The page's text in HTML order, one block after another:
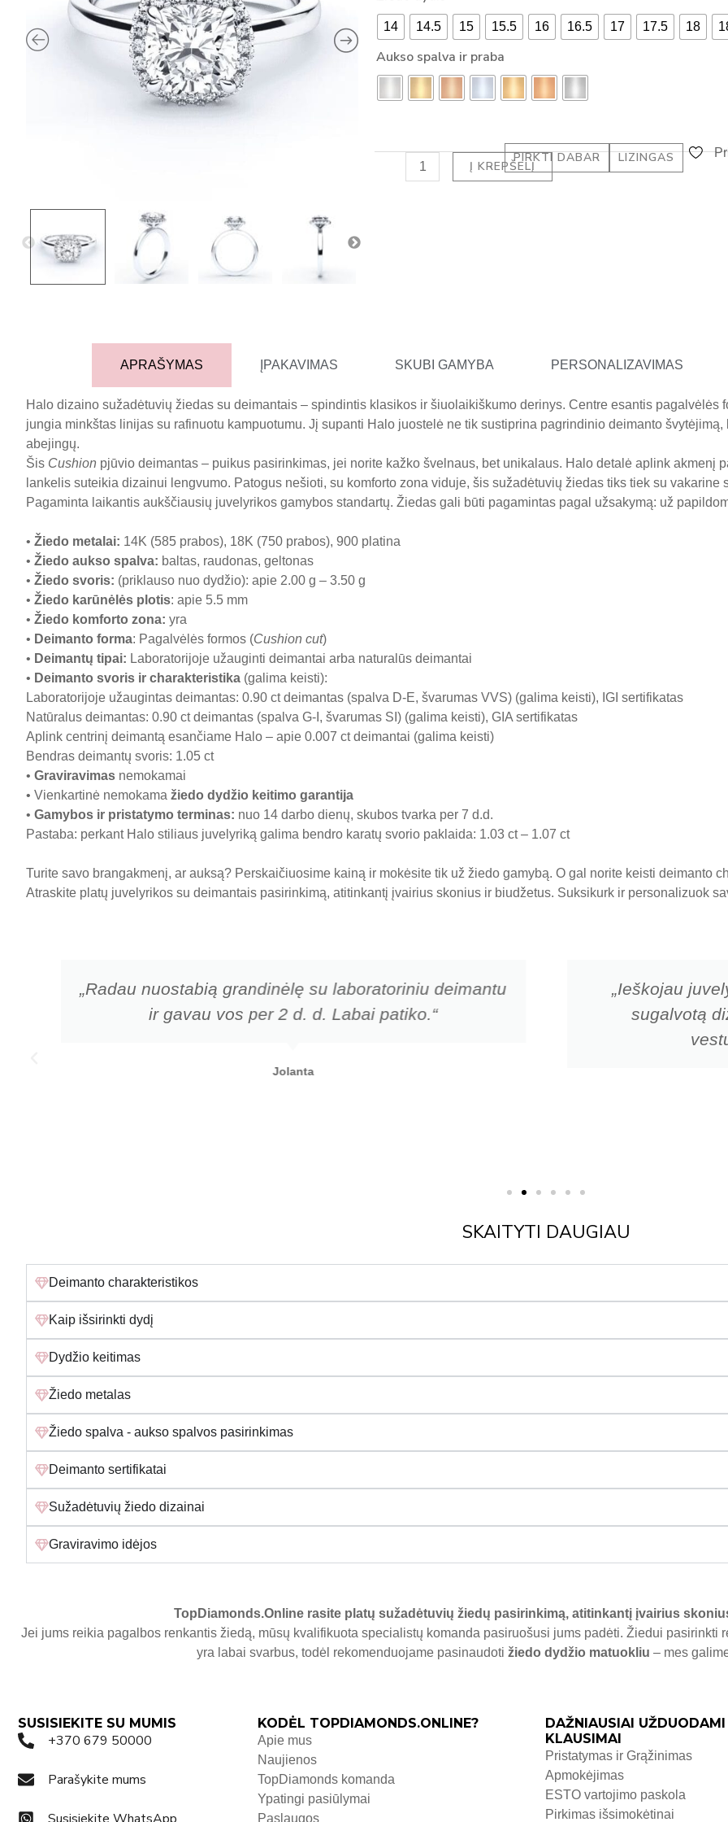
-
a
14 14.5 15 15.5 16 16.5 17 17.5 18
Aukso spalva ir praba
DEIMANTU
ct)
Į KREPŠELĮ
PIRKTI DABAR LIZINGAS
APRAŠYMAS ĮPAKAVIMAS SKUBI GAMYBA PERSONALIZAVIMAS
Halo dizaino sužadėtuvių žiedas su deimantais – spindintis klasikos ir šiuolaikiškumo derinys. Centre esantis pagalvėlės
jungia minkštas linijas su rafinuotu kampuotumu. Jį supanti Halo juostelė ne tik sustiprina pagrindinio deimanto
abejingų.
Šis Cushion pjūvio deimantas – puikus pasirinkimas, jei norite kažko švelnaus, bet unikalaus. Halo detalė aplink akmenį
lankelis suteikia dizainui lengvumo. Patogus nešioti, su komforto zona viduje, šis sužadėtuvių žiedas tiks tiek su
Pagaminta laikantis aukščiausių juvelyrikos gamybos standartų. Žiedas gali būti pagamintas pagal užsakymą: už
• Žiedo metalai: 14K (585 prabos), 18K (750 prabos), 900 platina
• Žiedo aukso spalva: baltas, raudonas, geltonas
• Žiedo svoris: (priklauso nuo dydžio): apie 2.00 g – 3.50 g
• Žiedo karūnėlės plotis: apie 5.5 mm
• Žiedo komforto zona: yra
• Deimanto forma: Pagalvėlės formos (Cushion cut)
• Deimantų tipai: Laboratorijoje užauginti deimantai arba naturalūs deimantai
• Deimanto svoris ir charakteristika (galima keisti):
Laboratorijoje užaugintas deimantas: 0.90 ct deimantas (spalva D-E, švarumas VVS) (galima keisti), IGI sertifikatas
Natūralus deimantas: 0.90 ct deimantas (spalva G-I, švarumas SI) (galima keisti), GIA sertifikatas
Aplink centrinį deimantą esančiame Halo – apie 0.007 ct deimantai (galima keisti)
Bendras deimantų svoris: 1.05 ct
• Graviravimas nemokamai
• Vienkartinė nemokama žiedo dydžio keitimo garantija
• Gamybos ir pristatymo terminas: nuo 14 darbo dienų, skubos tvarka per 7 d.d.
Pastaba: perkant Halo stiliaus juvelyriką galima bendro karatų svorio paklaida: 1.03 ct – 1.07 ct
Turite savo brangakmenį, ar auksą? Perskaičiuosime kainą ir mokėsite tik už žiedo gamybą. O gal norite keisti deimanto
Atraskite platų juvelyrikos su deimantais pasirinkimą, atitinkantį įvairius skonius ir biudžetus. Suksikurk ir personalizuok
„Radau nuostabią grandinėlę su laboratoriniu deimantu
ir gavau vos per 2 d. d. Labai patiko.“
Jolanta
„Ieškojau
sugalvotą
SKAITYTI DAUGIAU
Deimanto charakteristikos
Kaip išsirinkti dydį
Dydžio keitimas
Žiedo metalas
Žiedo spalva - aukso spalvos pasirinkimas
Deimanto sertifikatai
Sužadėtuvių žiedo dizainai
Graviravimo idėjos
TopDiamonds.Online rasite platų sužadėtuvių žiedų pasirinkimą, atitinkantį įvairius
Jei jums reikia pagalbos renkantis žiedą, mūsų kvalifikuota specialistų komanda pasiruošusi jums padėti. Žiedui
yra labai svarbus, todėl rekomenduojame pasinaudoti žiedo dydžio matuokliu – mes
SUSISIEKITE SU MUMIS
+370 679 50000
Parašykite mums
KODĖL TOPDIAMONDS.ONLINE?
Apie mus
Naujienos
TopDiamonds komanda
Ypatingi pasiūlymai
Paslaugos
DAŽNIAUSIAI UŽDUODAMI
KLAUSIMAI
Pristatymas ir Grąžinimas
Apmokėjimas
ESTO vartojimo paskola
Pirkimas išsimokėtinai